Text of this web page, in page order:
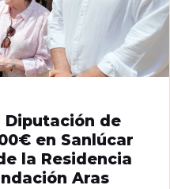
Diputación de
en Sanlúcar
la Residencia
Aras